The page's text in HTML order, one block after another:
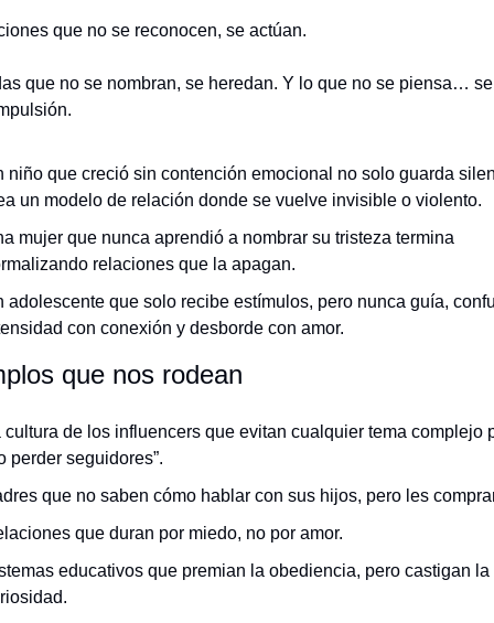
que no se reconocen, se actúan.
que no se nombran, se heredan. Y lo que no se piensa…
niño que creció sin contención emocional no solo guarda
un modelo de relación donde se vuelve invisible o violento.
mujer que nunca aprendió a nombrar su tristeza termina
relaciones que la apagan.
adolescente que solo recibe estímulos, pero nunca guía,
con conexión y desborde con amor.
que nos rodean
cultura de los influencers que evitan cualquier tema complejo
perder seguidores”.
que no saben cómo hablar con sus hijos, pero les
que duran por miedo, no por amor.
educativos que premian la obediencia, pero castigan la